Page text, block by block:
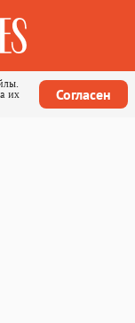
их
Согласен